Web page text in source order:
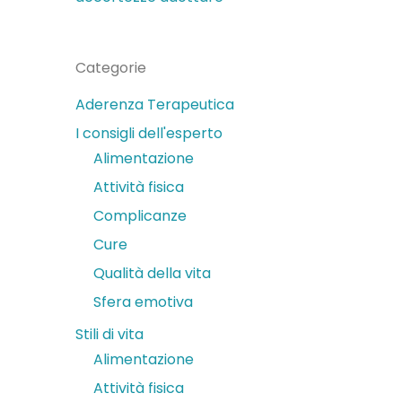
Categorie
Aderenza Terapeutica
I consigli dell'esperto
Alimentazione
Attività fisica
Complicanze
Cure
Qualità della vita
Sfera emotiva
Stili di vita
Alimentazione
Attività fisica